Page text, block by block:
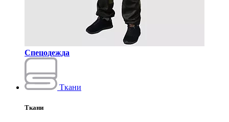
Спецодежда
Ткани
Ткани